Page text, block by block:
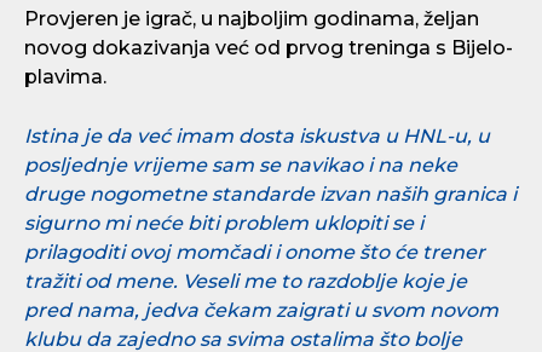
Provjeren je igrač, u najboljim godinama, željan
novog dokazivanja već od prvog treninga s Bijelo-
plavima.
Istina je da već imam dosta iskustva u HNL-u, u
posljednje vrijeme sam se navikao i na neke
druge nogometne standarde izvan naših granica i
sigurno mi neće biti problem uklopiti se i
prilagoditi ovoj momčadi i onome što će trener
tražiti od mene. Veseli me to razdoblje koje je
pred nama, jedva čekam zaigrati u svom novom
klubu da zajedno sa svima ostalima što bolje